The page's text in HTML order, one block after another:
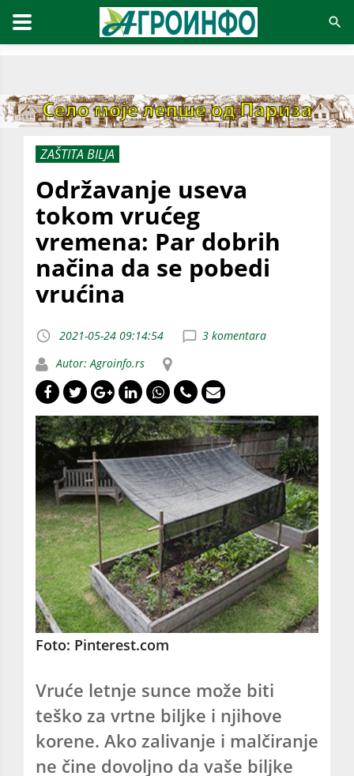
ZAŠTITA BILJA
Održavanje useva
tokom vrućeg
vremena: Par dobrih
načina da se pobedi
vrućina
2021-05-24 09:14:54
3 komentara
Autor: Agroinfo.rs
Foto: Pinterest.com
Vruće letnje sunce može biti
teško za vrtne biljke i njihove
korene. Ako zalivanje i malčiranje
ne čine dovoljno da vaše biljke